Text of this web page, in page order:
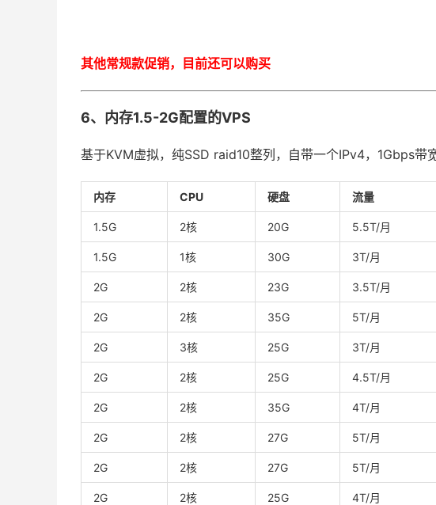
其他常规款促销，目前还可以购买
6、内存1.5-2G配置的VPS
基于KVM虚拟，纯SSD raid10整列，自带一个IPv4，1Gbps带
内存 CPU 硬盘 流量
1.5G 2核 20G 5.5T/月
1.5G 1核 30G 3T/月
2G 2核 23G 3.5T/月
2G 2核 35G 5T/月
2G 3核 25G 3T/月
2G 2核 25G 4.5T/月
2G 2核 35G 4T/月
2G 2核 27G 5T/月
2G 2核 27G 5T/月
2G 2核 25G 4T/月